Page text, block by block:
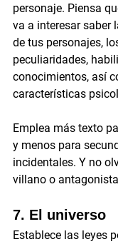
personaje. Piensa
va a interesar saber
de tus personajes,
peculiaridades,
conocimientos, así
características
Emplea más texto
y menos para
incidentales. Y no
villano o antagonista
7. El universo
Establece las leyes